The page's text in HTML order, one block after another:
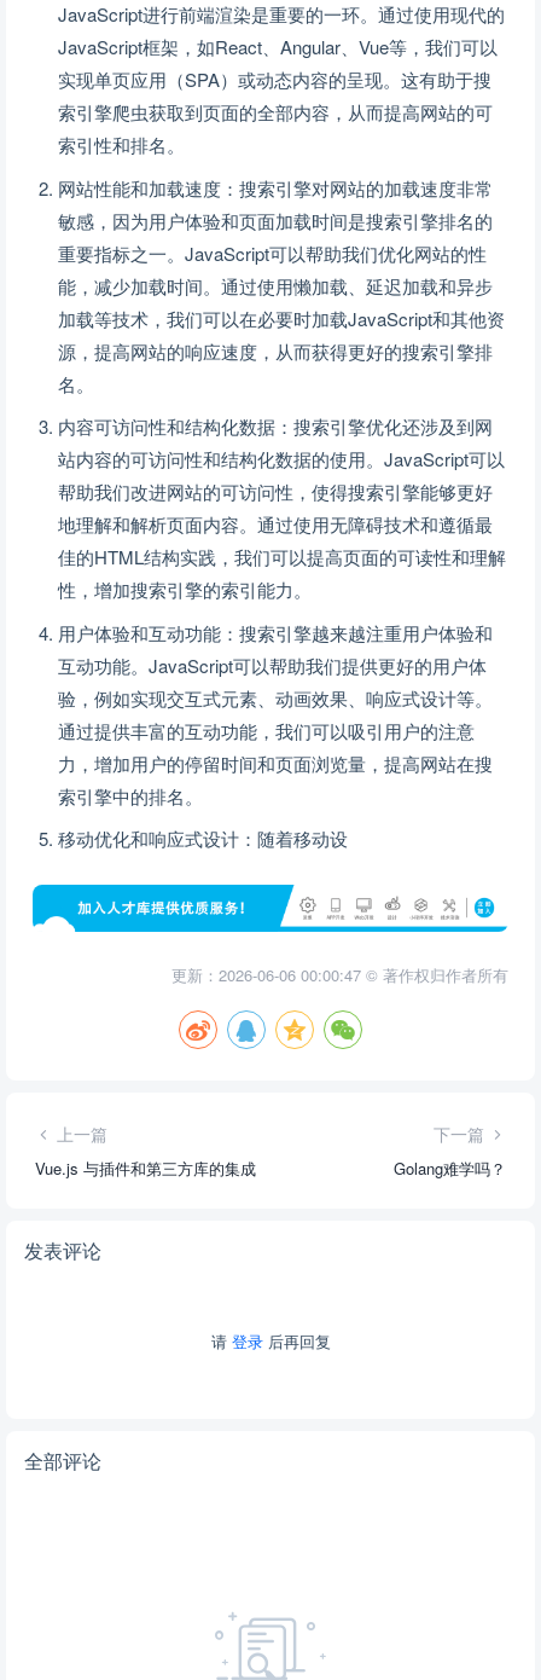
JavaScript进行前端渲染是重要的一环。通过使用现代的
JavaScript框架，如React、Angular、Vue等，我们可以
实现单页应用（SPA）或动态内容的呈现。这有助于搜
索引擎爬虫获取到页面的全部内容，从而提高网站的可
索引性和排名。
网站性能和加载速度：搜索引擎对网站的加载速度非常
敏感，因为用户体验和页面加载时间是搜索引擎排名的
重要指标之一。JavaScript可以帮助我们优化网站的性
能，减少加载时间。通过使用懒加载、延迟加载和异步
加载等技术，我们可以在必要时加载JavaScript和其他资
源，提高网站的响应速度，从而获得更好的搜索引擎排
名。
内容可访问性和结构化数据：搜索引擎优化还涉及到网
站内容的可访问性和结构化数据的使用。JavaScript可以
帮助我们改进网站的可访问性，使得搜索引擎能够更好
地理解和解析页面内容。通过使用无障碍技术和遵循最
佳的HTML结构实践，我们可以提高页面的可读性和理解
性，增加搜索引擎的索引能力。
用户体验和互动功能：搜索引擎越来越注重用户体验和
互动功能。JavaScript可以帮助我们提供更好的用户体
验，例如实现交互式元素、动画效果、响应式设计等。
通过提供丰富的互动功能，我们可以吸引用户的注意
力，增加用户的停留时间和页面浏览量，提高网站在搜
索引擎中的排名。
移动优化和响应式设计：随着移动设
更新：2026-06-06 00:00:47 © 著作权归作者所有
上一篇
Vue.js 与插件和第三方库的集成
下一篇
Golang难学吗？
发表评论
请 登录后再回复
全部评论